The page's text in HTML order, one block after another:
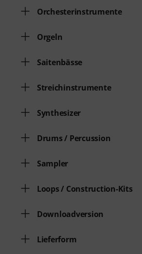
Orchesterinstrumente
Orgeln
Saitenbässe
Streichinstrumente
Synthesizer
Drums / Percussion
Sampler
Loops / Construction-Kits
Downloadversion
Lieferform